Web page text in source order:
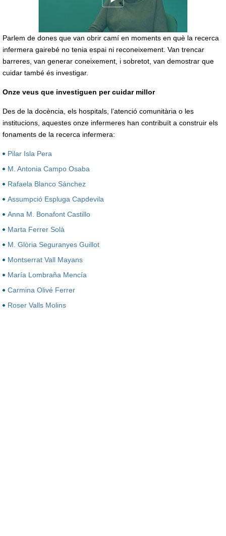
Parlem de dones que van obrir camí en moments en què la recerca
infermera gairebé no tenia espai ni reconeixement. Van trencar
barreres, van generar coneixement, i sobretot, van demostrar que
cuidar també és investigar.
Onze veus que investiguen per cuidar millor
Des de la docència, els hospitals, l’atenció comunitària o les
institucions, aquestes onze infermeres han contribuït a construir els
fonaments de la recerca infermera:
Pilar Isla Pera
M. Antonia Campo Osaba
Rafaela Blanco Sánchez
Assumpció Espluga Capdevila
Anna M. Bonafont Castillo
Marta Ferrer Solà
M. Glòria Seguranyes Guillot
Montserrat Vall Mayans
María Lombraña Mencía
Carmina Olivé Ferrer
Roser Valls Molins